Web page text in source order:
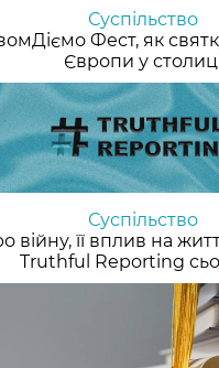
Суспільство
Фест, як
Європи у
Суспільство
війну, її вплив на
Truthful Reporting